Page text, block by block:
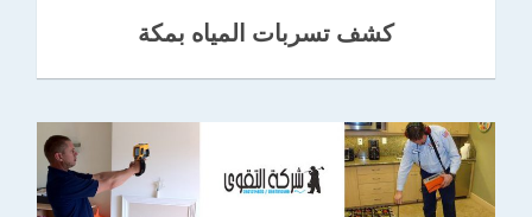
كشف تسربات المياه بمكة